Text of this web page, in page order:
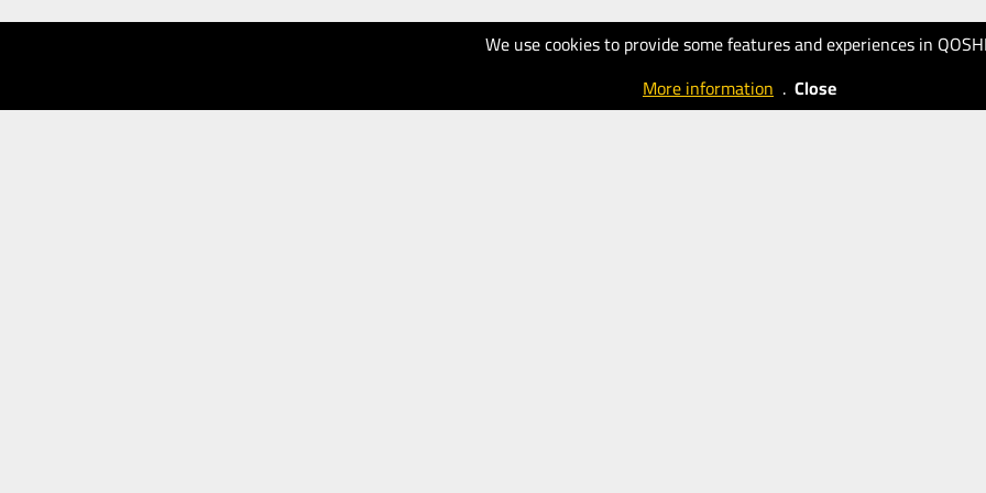
We use cookies to provide some features and experiences in
More information . Close